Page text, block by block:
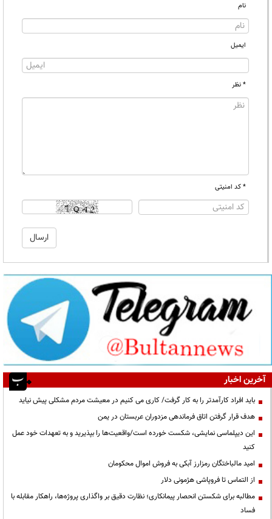
نام
ایمیل
* نظر
* کد امنیتی
آخرین اخبار
باید افراد کارآمدتر را به کار گرفت/ کاری می کنیم در معیشت مردم مشکلی پیش نیاید
هدف قرار گرفتن اتاق‌ فرماندهی مزدوران عربستان در یمن
این دیپلماسی نمایشی، شکست خورده است/واقعیت‌ها را بپذیرید و به تعهدات خود عمل
کنید
امید مالباختگان رمزارز آبکی به فروش اموال محکومان
از التماس تا فروپاشی هژمونی دلار
مطالبه برای شکستن انحصار پیمانکاری؛ نظارت دقیق بر واگذاری پروژه‌ها، راهکار مقابله با
فساد